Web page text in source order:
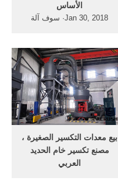
الأساس
Jan 30, 2018· سوف آلة
الفرقة أداء جميع الحسابات
بحيث هيكل المغلقة مؤقتا
يقاوم الضغط الهائل من خليط
الخرسانة.بيانات البدء لحسابات
هي: ... الحجر المسحوق: 11 ...
بيع معدات التكسير الصغيرة ،
مصنع تكسير خام الحديد
العربي